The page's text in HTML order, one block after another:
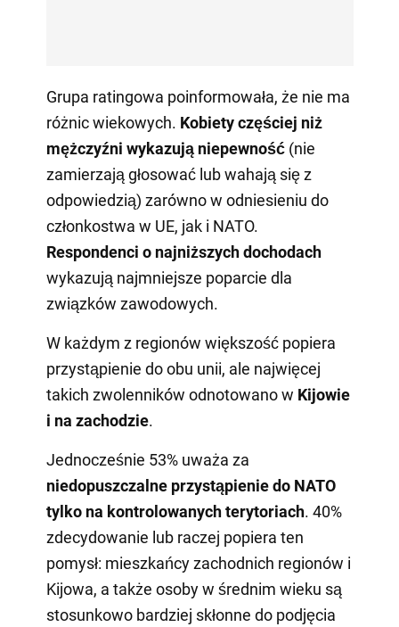
Grupa ratingowa poinformowała, że nie ma
różnic wiekowych. Kobiety częściej niż
mężczyźni wykazują niepewność(nie
zamierzają głosować lub wahają się z
odpowiedzią) zarówno w odniesieniu do
członkostwa w UE, jak i NATO.
Respondenci o najniższych dochodach
wykazują najmniejsze poparcie dla
związków zawodowych.
W każdym z regionów większość popiera
przystąpienie do obu unii, ale najwięcej
takich zwolenników odnotowano w Kijowie
i na zachodzie.
Jednocześnie 53% uważa za
niedopuszczalne przystąpienie do NATO
tylko na kontrolowanych terytoriach. 40%
zdecydowanie lub raczej popiera ten
pomysł: mieszkańcy zachodnich regionów i
Kijowa, a także osoby w średnim wieku są
stosunkowo bardziej skłonne do podjęcia